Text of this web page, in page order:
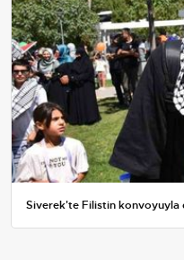
Siverek'te Filistin konvoyuyla